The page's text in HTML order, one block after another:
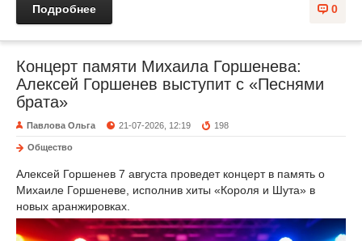
0
Подробнее
Концерт памяти Михаила Горшенева:
Алексей Горшенев выступит с «Песнями
брата»
Павлова Ольга 21-07-2026, 12:19 198
Общество
Алексей Горшенев 7 августа проведет концерт в память о
Михаиле Горшеневе, исполнив хиты «Короля и Шута» в
новых аранжировках.